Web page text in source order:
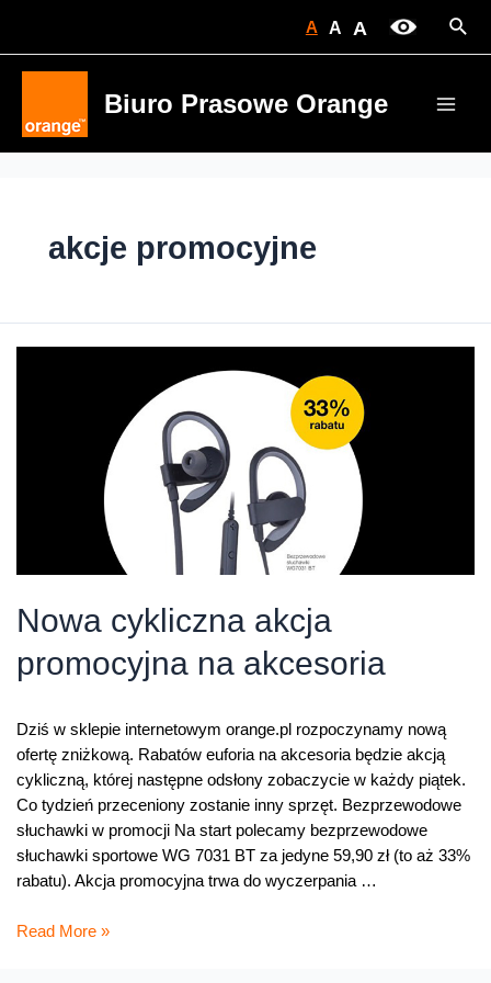
A A A
Biuro Prasowe Orange
akcje promocyjne
Nowa cykliczna akcja
promocyjna na akcesoria
Dziś w sklepie internetowym orange.pl rozpoczynamy nową
ofertę zniżkową. Rabatów euforia na akcesoria będzie akcją
cykliczną, której następne odsłony zobaczycie w każdy piątek.
Co tydzień przeceniony zostanie inny sprzęt. Bezprzewodowe
słuchawki w promocji Na start polecamy bezprzewodowe
słuchawki sportowe WG 7031 BT za jedyne 59,90 zł (to aż 33%
rabatu). Akcja promocyjna trwa do wyczerpania …
Nowa
Read More »